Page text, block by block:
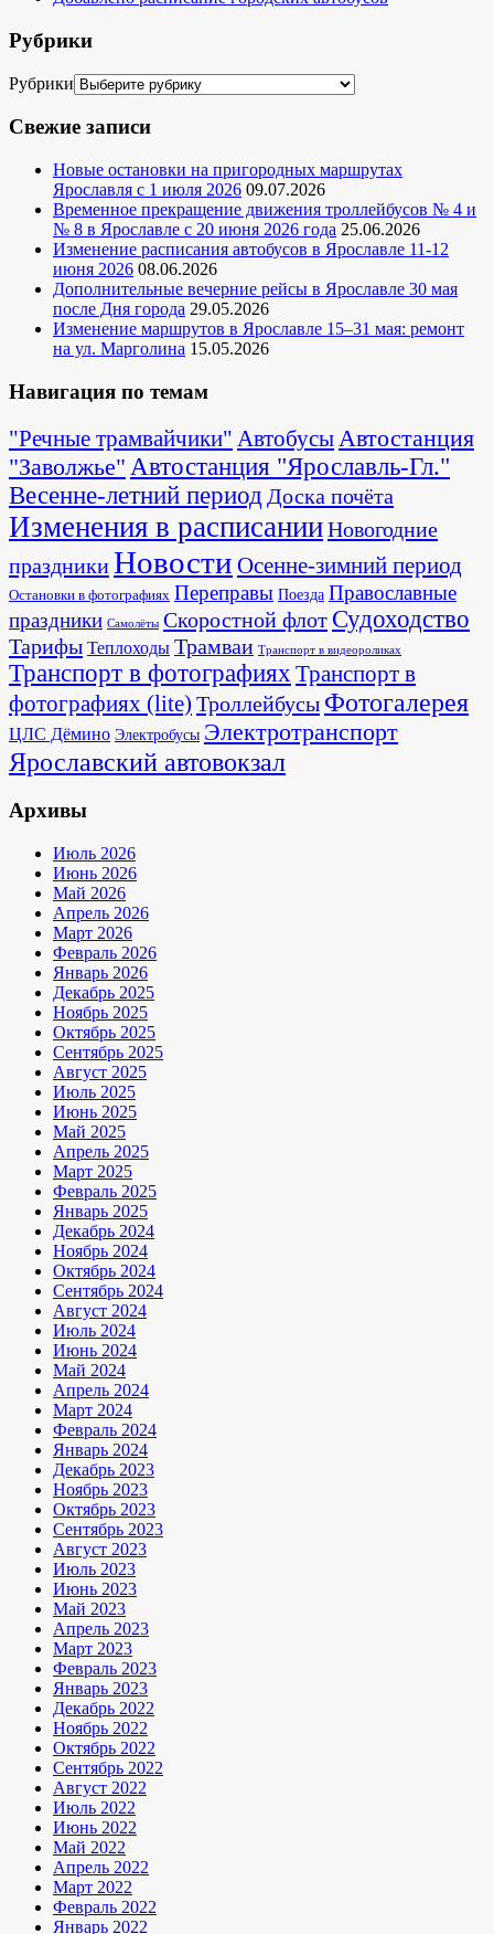
Рубрики
Рубрики
Свежие записи
Новые остановки на пригородных маршрутах
Ярославля с 1 июля 2026 09.07.2026
Временное прекращение движения троллейбусов № 4 и
№ 8 в Ярославле с 20 июня 2026 года 25.06.2026
Изменение расписания автобусов в Ярославле 11-12
июня 2026 08.06.2026
Дополнительные вечерние рейсы в Ярославле 30 мая
после Дня города 29.05.2026
Изменение маршрутов в Ярославле 15–31 мая: ремонт
на ул. Марголина 15.05.2026
Навигация по темам
"Речные трамвайчики" АвтобусыАвтостанция
"Заволжье" Автостанция "Ярославль-Гл."
Весенне-летний периодДоска почёта
Изменения в расписанииНовогодние
праздникиНовости Осенне-зимний период
Остановки в фотографиях Переправы Поезда Православные
праздники Самолёты Скоростной флот Судоходство
Тарифы Теплоходы Трамваи Транспорт в видеороликах
Транспорт в фотографияхТранспорт в
фотографиях (lite) Троллейбусы Фотогалерея
ЦЛС Дёмино Электробусы Электротранспорт
Ярославский автовокзал
Архивы
Июль 2026
Июнь 2026
Май 2026
Апрель 2026
Март 2026
Февраль 2026
Январь 2026
Декабрь 2025
Ноябрь 2025
Октябрь 2025
Сентябрь 2025
Август 2025
Июль 2025
Июнь 2025
Май 2025
Апрель 2025
Март 2025
Февраль 2025
Январь 2025
Декабрь 2024
Ноябрь 2024
Октябрь 2024
Сентябрь 2024
Август 2024
Июль 2024
Июнь 2024
Май 2024
Апрель 2024
Март 2024
Февраль 2024
Январь 2024
Декабрь 2023
Ноябрь 2023
Октябрь 2023
Сентябрь 2023
Август 2023
Июль 2023
Июнь 2023
Май 2023
Апрель 2023
Март 2023
Февраль 2023
Январь 2023
Декабрь 2022
Ноябрь 2022
Октябрь 2022
Сентябрь 2022
Август 2022
Июль 2022
Июнь 2022
Май 2022
Апрель 2022
Март 2022
Февраль 2022
Январь 2022